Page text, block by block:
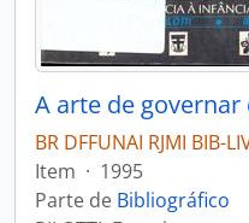
A arte de governar
BR DFFUNAI RJMI BIB-
Item · 1995
Parte de Bibliográfico